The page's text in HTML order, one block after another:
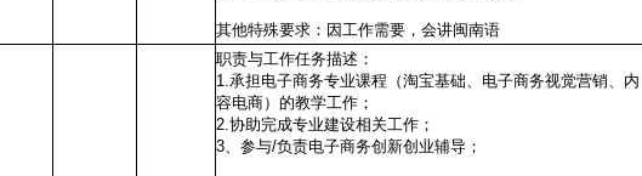
其他特殊要求：因工作需要，会讲闽南语
职责与工作任务描述：
1.承担电子商务专业课程（淘宝基础、电子商务视觉营销、内
容电商）的教学工作；
2.协助完成专业建设相关工作；
3、参与/负责电子商务创新创业辅导；